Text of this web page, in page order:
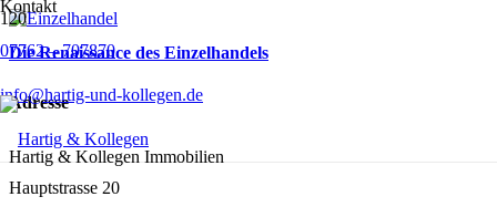
Kontakt
07762 – 707870
info@hartig-und-kollegen.de
Die Renaissance des Einzelhandels
Adresse
Hartig & Kollegen Immobilien
Hauptstrasse 20